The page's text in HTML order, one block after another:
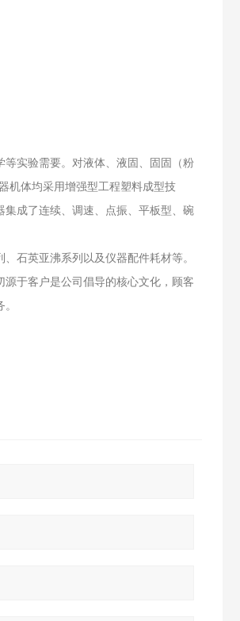
实验需要。对液体、液固、固固（粉
机体均采用增强型工程塑料成型技
成了连续、调速、点振、平板型、碗
石英亚沸系列以及仪器配件耗材等。
于客户是公司倡导的核心文化，顾客